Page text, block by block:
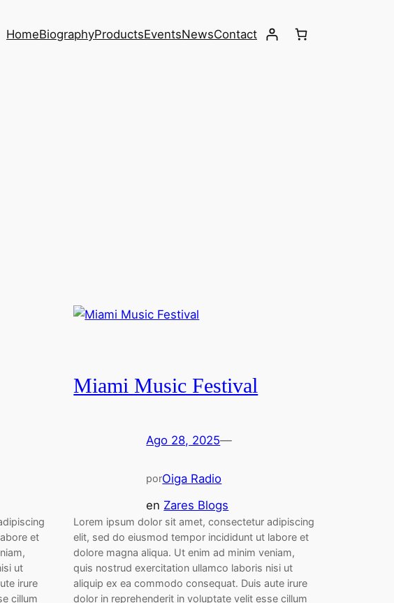
HomeBiographyProductsEventsNewsContact
et
ut
irure
cillum
Miami Music Festival
Ago 28, 2025—
porOiga Radio
en Zares Blogs
Lorem ipsum dolor sit amet, consectetur adipiscing
elit, sed do eiusmod tempor incididunt ut labore et
dolore magna aliqua. Ut enim ad minim veniam,
quis nostrud exercitation ullamco laboris nisi ut
aliquip ex ea commodo consequat. Duis aute irure
dolor in reprehenderit in voluptate velit esse cillum